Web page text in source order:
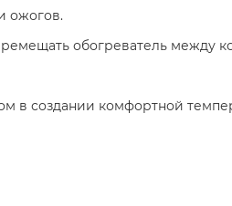
ожогов.​
обогреватель между
в создании комфортной